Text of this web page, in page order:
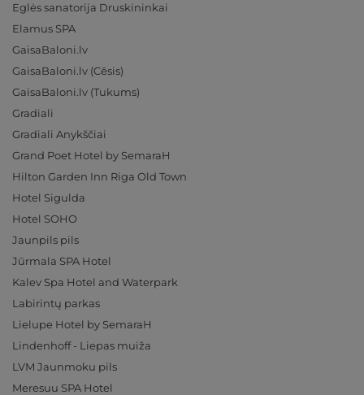
Eglės sanatorija Druskininkai
Elamus SPA
GaisaBaloni.lv
GaisaBaloni.lv (Cēsis)
GaisaBaloni.lv (Tukums)
Gradiali
Gradiali Anykščiai
Grand Poet Hotel by SemaraH
Hilton Garden Inn Riga Old Town
Hotel Sigulda
Hotel SOHO
Jaunpils pils
Jūrmala SPA Hotel
Kalev Spa Hotel and Waterpark
Labirintų parkas
Lielupe Hotel by SemaraH
Lindenhoff - Liepas muiža
LVM Jaunmoku pils
Meresuu SPA Hotel